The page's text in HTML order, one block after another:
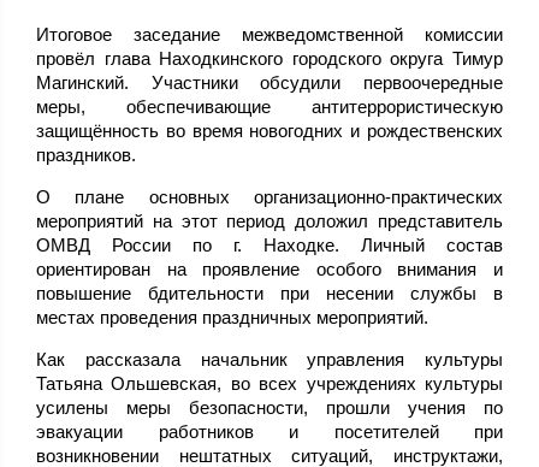
Итоговое заседание межведомственной комиссии
провёл глава Находкинского городского округа Тимур
Магинский. Участники обсудили первоочередные
меры, обеспечивающие антитеррористическую
защищённость во время новогодних и рождественских
праздников.
О плане основных организационно-практических
мероприятий на этот период доложил представитель
ОМВД России по г. Находке. Личный состав
ориентирован на проявление особого внимания и
повышение бдительности при несении службы в
местах проведения праздничных мероприятий.
Как рассказала начальник управления культуры
Татьяна Ольшевская, во всех учреждениях культуры
усилены меры безопасности, прошли учения по
эвакуации работников и посетителей при
возникновении нештатных ситуаций, инструктажи,